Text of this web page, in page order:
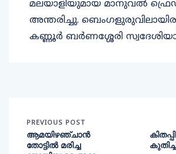
മലയാളിയുമായ മാനുവല്‍
അന്തരിച്ചു.
കണ്ണൂര്‍ ബര്‍ണശ്ശേരി
PREVIOUS POST
ആമയിഴഞ്ചാന്‍
തോട്ടില്‍ മരിച്ച